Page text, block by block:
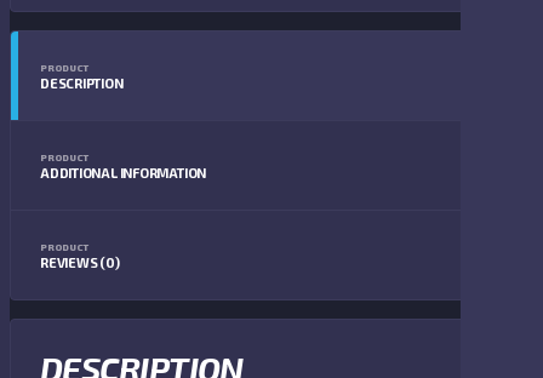
PRODUCT
DESCRIPTION
PRODUCT
ADDITIONAL INFORMATION
PRODUCT
REVIEWS (0)
DESCRIPTION